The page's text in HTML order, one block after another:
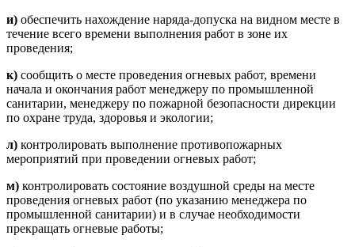
и) обеспечить нахождение наряда-допуска на видном месте в
течение всего времени выполнения работ в зоне их
проведения;
к) сообщить о месте проведения огневых работ, времени
начала и окончания работ менеджеру по промышленной
санитарии, менеджеру по пожарной безопасности дирекции
по охране труда, здоровья и экологии;
л) контролировать выполнение противопожарных
мероприятий при проведении огневых работ;
м) контролировать состояние воздушной среды на месте
проведения огневых работ (по указанию менеджера по
промышленной санитарии) и в случае необходимости
прекращать огневые работы;